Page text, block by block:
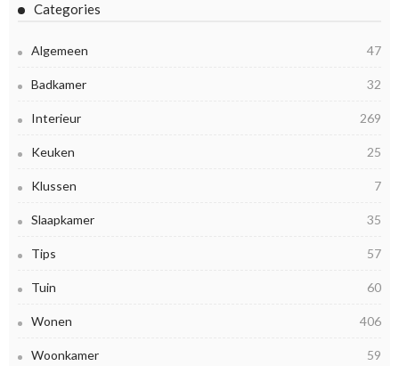
Categories
Algemeen 47
Badkamer 32
Interieur 269
Keuken 25
Klussen 7
Slaapkamer 35
Tips 57
Tuin 60
Wonen 406
Woonkamer 59